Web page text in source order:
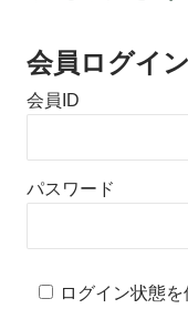
会員ログイン
会員ID
パスワード
ログイン状態を